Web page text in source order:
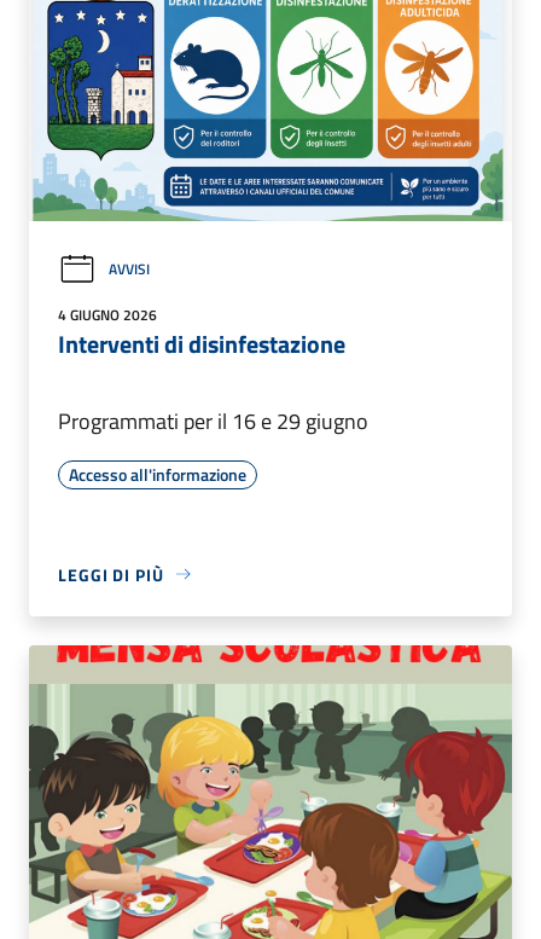
AVVISI
4 GIUGNO 2026
Interventi di disinfestazione
Programmati per il 16 e 29 giugno
Accesso all'informazione
LEGGI DI PIÙ